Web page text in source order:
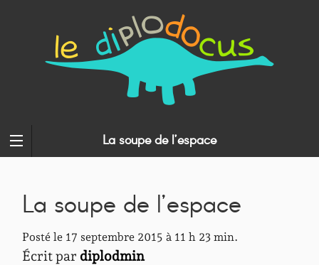
La soupe de l’espace
La soupe de l’espace
Posté le 17 septembre 2015 à 11 h 23 min.
Écrit par diplodmin